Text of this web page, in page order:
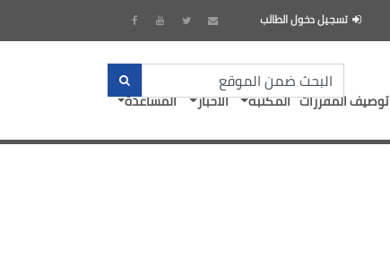
تسجيل دخول الطالب
توصيف المقررات المكتبة الأخبار
المساعدة